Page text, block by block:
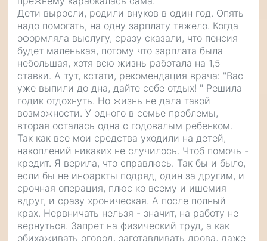
Дети выросли, родили внуков в один год. Опять
надо помогать, на одну зарплату тяжело. Когда
оформляла выслугу, сразу сказали, что пенсия
будет маленькая, потому что зарплата была
небольшая, хотя всю жизнь работала на 1,5
ставки. А тут, кстати, рекомендация врача: "Вас
уже выпили до дна, дайте себе отдых! " Решила
годик отдохнуть. Но жизнь не дала такой
возможности. У одного в семье проблемы,
вторая осталась одна с годовалым ребенком.
Так как все мои средства уходили на детей,
накоплений никаких не случилось. Чтоб помочь -
кредит. Я верила, что справлюсь. Так бы и было,
если бы не инфаркты подряд, один за другим, и
срочная операция, плюс ко всему и ишемия
вдруг, и сразу хроническая. А после полный
крах. Нервничать нельзя - значит, на работу не
вернуться. Запрет на физический труд, а как
обихаживать огород, заготавливать дрова, даже